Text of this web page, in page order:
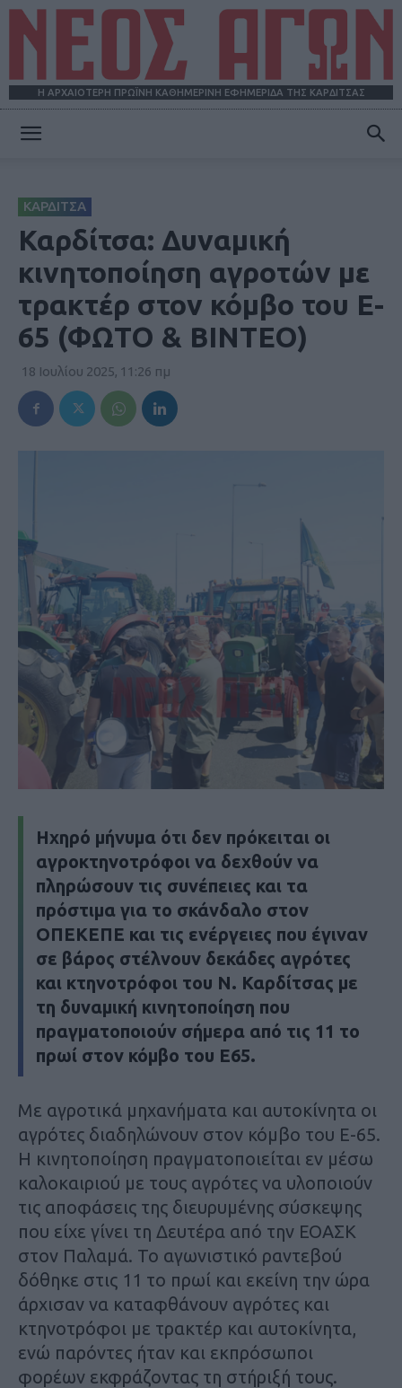
Η ΑΡΧΑΙΟΤΕΡΗ ΠΡΩΪΝΗ ΚΑΘΗΜΕΡΙΝΗ ΕΦΗΜΕΡΙΔΑ ΤΗΣ ΚΑΡΔΙΤΣΑΣ
ΚΑΡΔΙΤΣΑ
Καρδίτσα: Δυναμική
κινητοποίηση αγροτών με
τρακτέρ στον κόμβο του Ε-
65 (ΦΩΤΟ & BINTEO)
18 Ιουλίου 2025, 11:26 πμ
Ηχηρό μήνυμα ότι δεν πρόκειται οι
αγροκτηνοτρόφοι να δεχθούν να
πληρώσουν τις συνέπειες και τα
πρόστιμα για το σκάνδαλο στον
ΟΠΕΚΕΠΕ και τις ενέργειες που έγιναν
σε βάρος στέλνουν δεκάδες αγρότες
και κτηνοτρόφοι του Ν. Καρδίτσας με
τη δυναμική κινητοποίηση που
πραγματοποιούν σήμερα από τις 11 το
πρωί στον κόμβο του Ε65.
Με αγροτικά μηχανήματα και αυτοκίνητα οι
αγρότες διαδηλώνουν στον κόμβο του Ε-65.
Η κινητοποίηση πραγματοποιείται εν μέσω
καλοκαιριού με τους αγρότες να υλοποιούν
τις αποφάσεις της διευρυμένης σύσκεψης
που είχε γίνει τη Δευτέρα από την ΕΟΑΣΚ
στον Παλαμά. Το αγωνιστικό ραντεβού
δόθηκε στις 11 το πρωί και εκείνη την ώρα
άρχισαν να καταφθάνουν αγρότες και
κτηνοτρόφοι με τρακτέρ και αυτοκίνητα,
ενώ παρόντες ήταν και εκπρόσωποι
φορέων εκφράζοντας τη στήριξή τους.